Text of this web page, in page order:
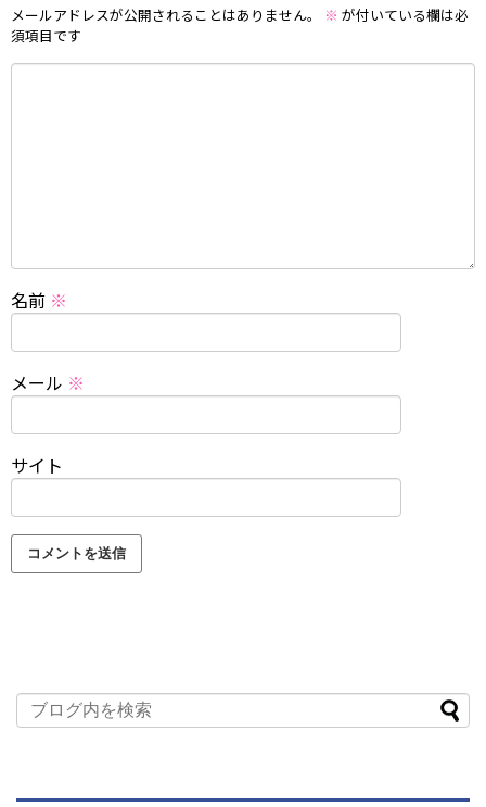
メールアドレスが公開されることはありません。 ※ が付いている欄は必
須項目です
名前 ※
メール ※
サイト